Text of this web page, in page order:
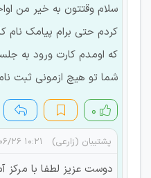
سلام وقتتون به خیر من
کردم حتی برام پیامک نام
که اومدم کارت ورود به
شما تو هیچ ازمونی ثبت
۰
پشتیبان (زارعی) ۱۰:۲۱ ۱۴۰۴/۰۶/۲۶
دوست عزیز لطفا با